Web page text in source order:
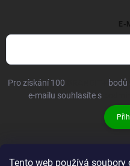
Tento web používá
E-
Pro získání 100 bodů
e-mailu souhlasíte s